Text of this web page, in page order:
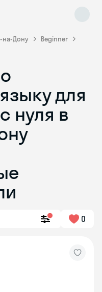
на-Дону
Beginner
для
нуля в
0